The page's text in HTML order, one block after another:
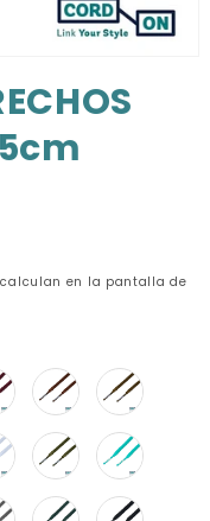
en la pantalla de